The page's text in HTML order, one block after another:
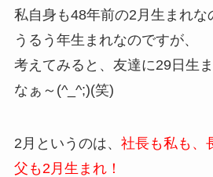
私自身も48年前の2月生まれな
うるう年生まれなのですが、
考えてみると、友達に29日生
なぁ～(^_^;)(笑)
2月というのは、 社長も私も、
父も2月生まれ！